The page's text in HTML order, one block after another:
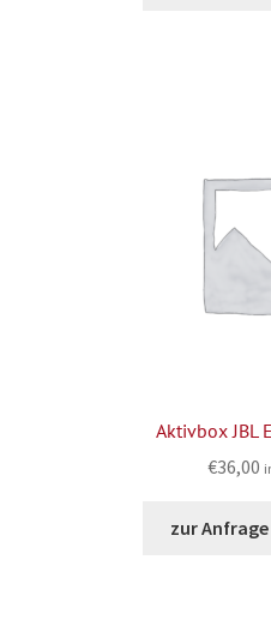
Aktivbox JBL
€36,00
zur